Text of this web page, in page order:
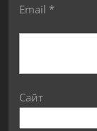
Email *
Сайт